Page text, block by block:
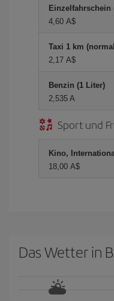
Einzelfahrschein
4,60 A$
Taxi 1 km
2,17 A$
Benzin (1 Liter)
2,535 A
Sport und
Kino,
18,00 A$
Das Wetter in